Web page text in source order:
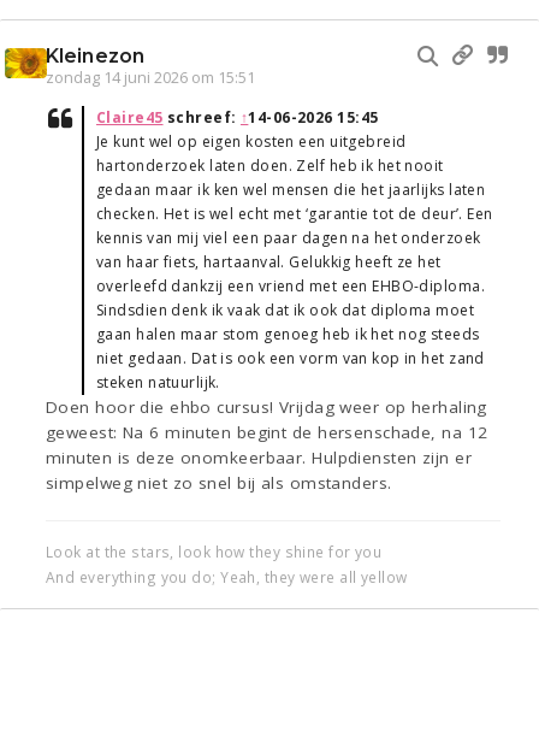
Kleinezon
zondag 14 juni 2026 om 15:51
Claire45 schreef: ↑14-06-2026 15:45
Je kunt wel op eigen kosten een uitgebreid
hartonderzoek laten doen. Zelf heb ik het nooit
gedaan maar ik ken wel mensen die het jaarlijks laten
checken. Het is wel echt met ‘garantie tot de deur’. Een
kennis van mij viel een paar dagen na het onderzoek
van haar fiets, hartaanval. Gelukkig heeft ze het
overleefd dankzij een vriend met een EHBO-diploma.
Sindsdien denk ik vaak dat ik ook dat diploma moet
gaan halen maar stom genoeg heb ik het nog steeds
niet gedaan. Dat is ook een vorm van kop in het zand
steken natuurlijk.
Doen hoor die ehbo cursus! Vrijdag weer op herhaling
geweest: Na 6 minuten begint de hersenschade, na 12
minuten is deze onomkeerbaar. Hulpdiensten zijn er
simpelweg niet zo snel bij als omstanders.
Look at the stars, look how they shine for you
And everything you do; Yeah, they were all yellow